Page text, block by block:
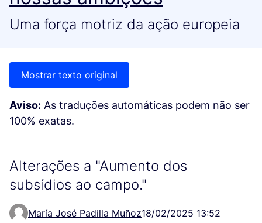
Uma força motriz da ação europeia
Mostrar texto original
Aviso: As traduções automáticas podem não ser
100% exatas.
Alterações a "Aumento dos
subsídios ao campo."
María José Padilla Muñoz18/02/2025 13:52